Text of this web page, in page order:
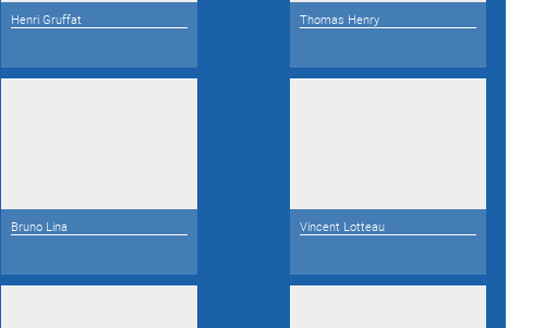
Henri Gruffat Thomas Henry
Bruno Lina Vincent Lotteau